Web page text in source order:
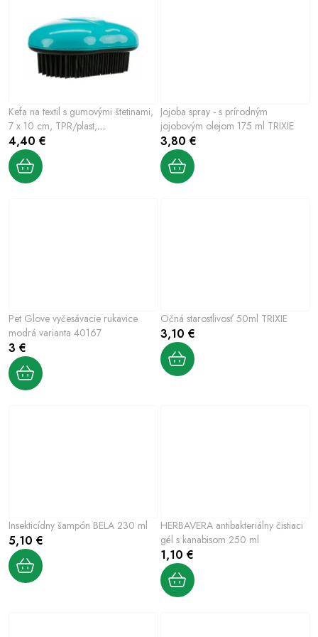
t
o
v
Kefa na textil s gumovými štetinami,
7 x 10 cm, TPR/plast,
čierna/tyrkysová
4,40 €
Jojoba spray - s prírodným
jojobovým olejom 175 ml TRIXIE
3,80 €
Pet Glove vyčesávacie rukavice
modrá varianta 40167
3 €
Očná starostlivosť 50ml TRIXIE
3,10 €
Insekticídny šampón BELA 230 ml
5,10 €
HERBAVERA antibakteriálny čistiaci
gél s kanabisom 250 ml
1,10 €